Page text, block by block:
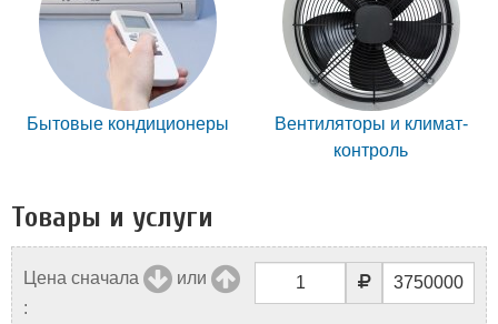
Бытовые кондиционеры
Вентиляторы и климат-
контроль
Товары и услуги
Цена сначала
или
: